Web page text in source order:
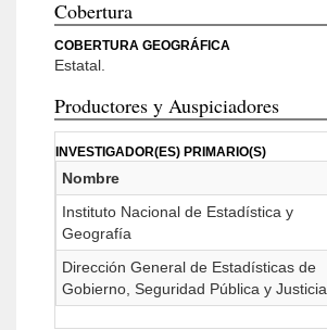
Cobertura
COBERTURA GEOGRÁFICA
Estatal.
Productores y Auspiciadores
INVESTIGADOR(ES) PRIMARIO(S)
Nombre
Instituto Nacional de Estadística y
Geografía
Dirección General de Estadísticas de
Gobierno, Seguridad Pública y Justicia